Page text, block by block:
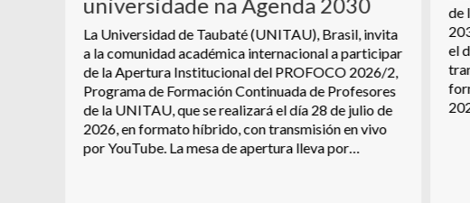
La Universidad de Taubaté (UNITAU), Brasil, invita
a la comunidad académica internacional a participar
de la Apertura Institucional del PROFOCO 2026/2,
Programa de Formación Continuada de Profesores
de la UNITAU, que se realizará el día 28 de julio de
2026, en formato híbrido, con transmisión en vivo
por YouTube. La mesa de apertura lleva por…
de
el